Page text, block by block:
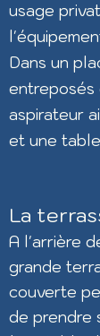
usage
Dans un
entreposés
aspirateur
et une
La
A l'arrière
grande
couverte
de prendre